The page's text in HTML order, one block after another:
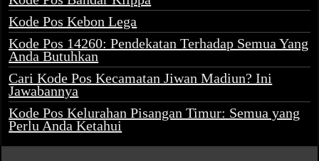
Kode Pos Kebon Lega
Kode Pos 14260: Pendekatan Terhadap Semua Yang
Anda Butuhkan
Cari Kode Pos Kecamatan Jiwan Madiun? Ini
Jawabannya
Kode Pos Kelurahan Pisangan Timur: Semua yang
Perlu Anda Ketahui